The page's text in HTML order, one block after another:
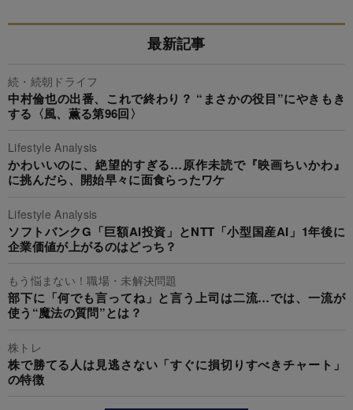
最新記事
続・続朝ドライフ
中村倫也の出番、これで終わり？ “まさかの役目”にやきもき
する〈風、薫る第96回〉
Lifestyle Analysis
かわいいのに、絶望的すぎる…原作未読で『映画ちいかわ』
に挑んだら、開始早々に面食らったワケ
Lifestyle Analysis
ソフトバンクG「巨額AI投資」とNTT「小型国産AI」1年後に
企業価値が上がるのはどっち？
もう悩まない！職場・未解決問題
部下に「何でも言ってね」と言う上司は二流…では、一流が
使う“魔法の質問”とは？
株トレ
株で勝てる人は見逃さない「すぐに損切りすべきチャート」
の特徴